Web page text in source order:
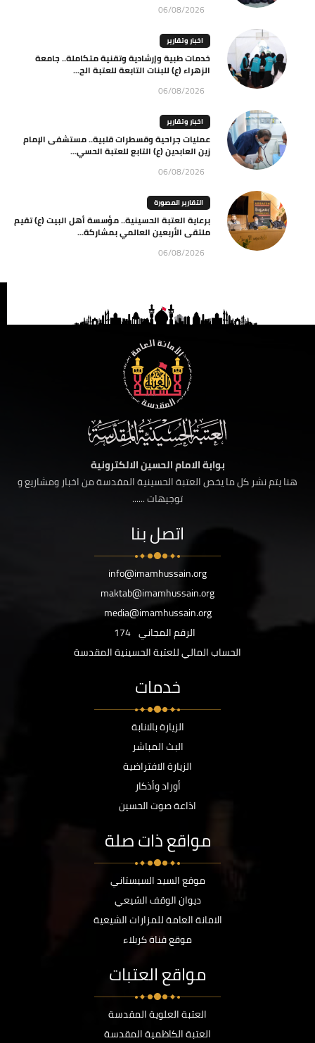
06/08/2026
اخبار وتقارير
خدمات طبية وإرشادية وتقنية متكاملة.. جامعة
الزهراء (ع) للبنات التابعة للعتبة الح...
06/08/2026
اخبار وتقارير
عمليات جراحية وقسطرات قلبية.. مستشفى الإمام
زين العابدين (ع) التابع للعتبة الحسي...
06/08/2026
التقارير المصورة
برعاية العتبة الحسينية.. مؤسسة أهل البيت (ع) تقيم
ملتقى الأربعين العالمي بمشاركة...
06/08/2026
بوابة الامام الحسين الالكترونية
هنا يتم نشر كل ما يخص العتبة الحسينية المقدسة من اخبار ومشاريع و
توجيهات ......
اتصل بنا
info@imamhussain.org
maktab@imamhussain.org
media@imamhussain.org
الرقم المجاني 174
الحساب المالي للعتبة الحسينية المقدسة
خدمات
الزيارة بالانابة
البث المباشر
الزيارة الافتراضية
أوراد وأذكار
اذاعة صوت الحسين
مواقع ذات صلة
موقع السيد السيستاني
ديوان الوقف الشيعي
الامانة العامة للمزارات الشيعية
موقع قناة كربلاء
مواقع العتبات
العتبة العلوية المقدسة
العتبة الكاظمية المقدسة